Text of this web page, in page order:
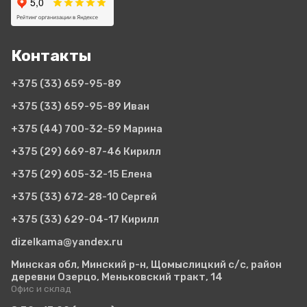
Контакты
+375 (33) 659-95-89
+375 (33) 659-95-89 Иван
+375 (44) 700-32-59 Марина
+375 (29) 669-87-46 Кирилл
+375 (29) 605-32-15 Елена
+375 (33) 672-28-10 Сергей
+375 (33) 629-04-17 Кирилл
dizelkama@yandex.ru
Минская обл, Минский р-н, Щомыслицкий с/с, район
деревни Озерцо, Меньковский тракт, 14
Офис и склад